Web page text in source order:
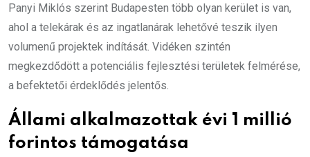
Panyi Miklós szerint Budapesten több olyan kerület is van,
ahol a telekárak és az ingatlanárak lehetővé teszik ilyen
volumenű projektek indítását. Vidéken szintén
megkezdődött a potenciális fejlesztési területek felmérése,
a befektetői érdeklődés jelentős.
Állami alkalmazottak évi 1 millió
forintos támogatása